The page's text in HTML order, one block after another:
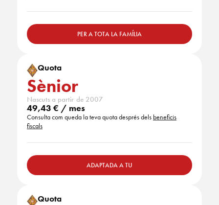
PER A TOTA LA FAMÍLIA
Quota
Sènior
Nascuts a partir de 2007
49,43 € / mes
Consulta com queda la teva quota després dels beneficis
fiscals
ADAPTADA A TU
Quota